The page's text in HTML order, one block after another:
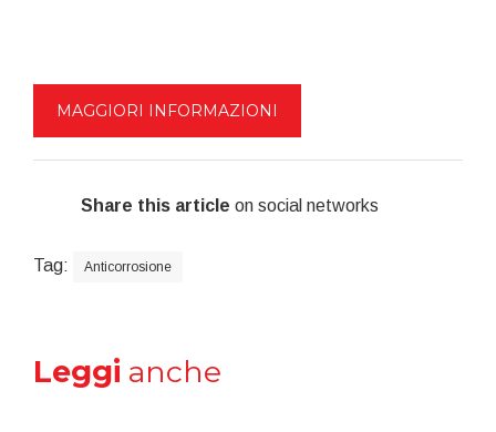
MAGGIORI INFORMAZIONI
Share this article on social networks
Tag: Anticorrosione
Leggi anche